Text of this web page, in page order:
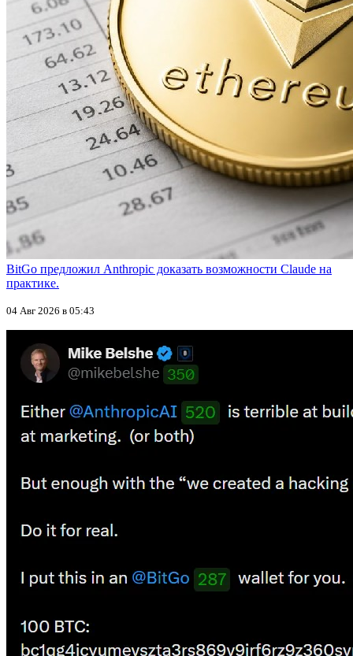
BitGo предложил Anthropic доказать возможности Claude на
практике.
04 Авг 2026 в 05:43